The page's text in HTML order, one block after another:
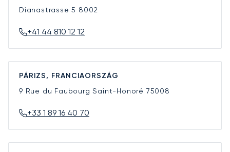
Dianastrasse 5 8002
+41 44 810 12 12
PÁRIZS, FRANCIAORSZÁG
9 Rue du Faubourg Saint-Honoré 75008
+33 1 89 16 40 70